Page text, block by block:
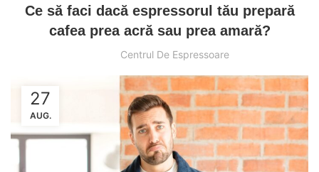
Ce să faci dacă espressorul tău prepară
cafea prea acră sau prea amară?
Centrul De Espressoare
27
AUG.